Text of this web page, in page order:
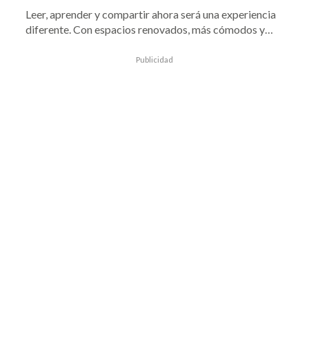
Leer, aprender y compartir ahora será una experiencia
diferente. Con espacios renovados, más cómodos y
vuelve a abrir sus puertas para seguir acercando la
Publicidad